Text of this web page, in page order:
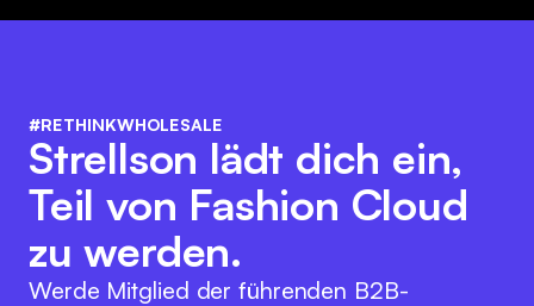
#RETHINKWHOLESALE
Strellson lädt dich ein,
Teil von Fashion Cloud
zu werden.
Werde Mitglied der führenden B2B-